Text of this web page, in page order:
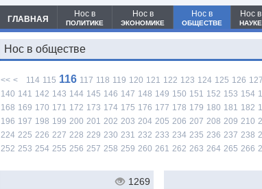
ГЛАВНАЯ
Нос в
ПОЛИТИКЕ
Нос в
ЭКОНОМИКЕ
Нос в
ОБЩЕСТВЕ
Нос в
НАУКЕ
Нос в обществе
<< < 114 115 116 117 118 119 120 121 122 123 124 125 126 127
140 141 142 143 144 145 146 147 148 149 150 151 152 153 154
168 169 170 171 172 173 174 175 176 177 178 179 180 181 182
196 197 198 199 200 201 202 203 204 205 206 207 208 209 210
224 225 226 227 228 229 230 231 232 233 234 235 236 237 238
252 253 254 255 256 257 258 259 260 261 262 263 264 265 266
1269